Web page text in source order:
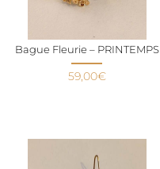
Bague Fleurie – PRINTEMPS
59,00€